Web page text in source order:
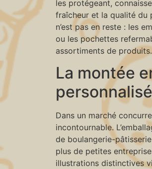
les protégeant,
fraîcheur et la qualité du
n’est pas en reste : les
ou les pochettes
assortiments de produits.
La montée
Dans un marché
incontournable.
de boulangerie-
plus de petites
illustrations distinctives